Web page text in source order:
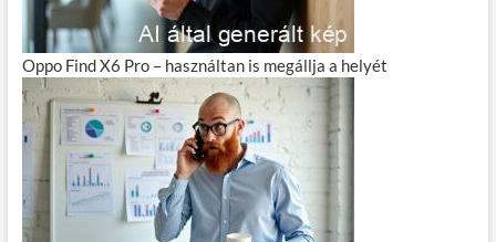
Oppo Find X6 Pro – használtan is megállja a helyét